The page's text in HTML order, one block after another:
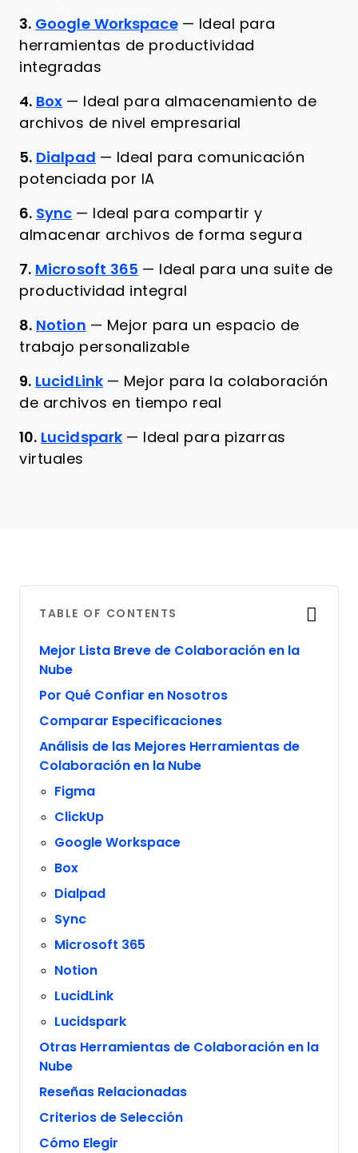
3. Google Workspace — Ideal para
herramientas de productividad
integradas
4. Box —
Ideal para almacenamiento de
archivos de nivel empresarial
5. Dialpad — Ideal para comunicación
potenciada por IA
6. Sync —
Ideal para compartir y
almacenar archivos de forma segura
7. Microsoft 365 —
Ideal para una suite de
productividad integral
8. Notion — Mejor para un espacio de
trabajo personalizable
9. LucidLink — Mejor para la colaboración
de archivos en tiempo real
10. Lucidspark —
Ideal para pizarras
virtuales
TABLE OF CONTENTS
Mejor Lista Breve de Colaboración en la
Nube
Por Qué Confiar en Nosotros
Comparar Especificaciones
Análisis de las Mejores Herramientas de
Colaboración en la Nube
Figma
ClickUp
Google Workspace
Box
Dialpad
Sync
Microsoft 365
Notion
LucidLink
Lucidspark
Otras Herramientas de Colaboración en la
Nube
Reseñas Relacionadas
Criterios de Selección
Cómo Elegir